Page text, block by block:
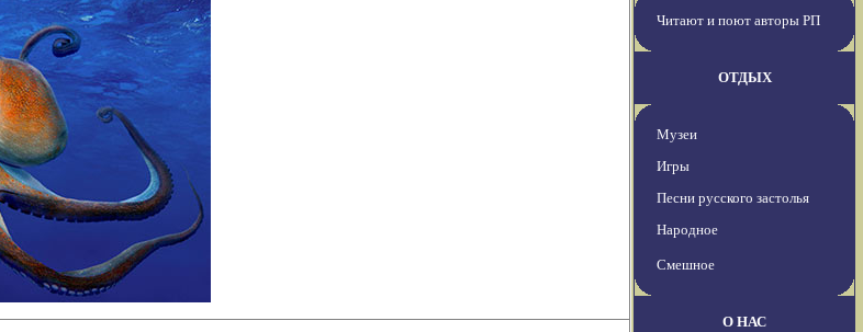
Читают и поют авторы РП
ОТДЫХ
Музеи
Игры
Песни русского застолья
Народное
Смешное
О НАС